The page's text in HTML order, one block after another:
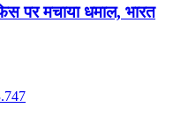
पर मचाया धमाल, भारत